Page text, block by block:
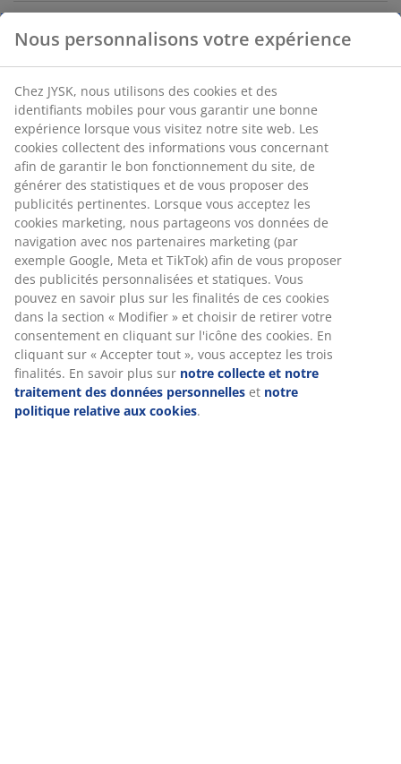
Lavettes en coton à haute capacité d'absorption pour
un nettoyage efficace et les tâches quotidiennes de la
cuisine. Les lavettes sont lavables en machine à 60°C
pour un entretien facile et une réutilisation. Lot de 3 en
couleurs assorties. l25 x L25 cm
Numéro d’article: 4920002
Spécifications
Avis
(9)
Nous personnalisons votre expérience
Chez JYSK, nous utilisons des cookies et des
identifiants mobiles pour vous garantir une bonne
expérience lorsque vous visitez notre site web. Les
cookies collectent des informations vous concernant
afin de garantir le bon fonctionnement du site, de
générer des statistiques et de vous proposer des
publicités pertinentes. Lorsque vous acceptez les
cookies marketing, nous partageons vos données de
navigation avec nos partenaires marketing (par
exemple Google, Meta et TikTok) afin de vous proposer
des publicités personnalisées et statiques. Vous
pouvez en savoir plus sur les finalités de ces cookies
dans la section « Modifier » et choisir de retirer votre
consentement en cliquant sur l'icône des cookies. En
cliquant sur « Accepter tout », vous acceptez les trois
finalités. En savoir plus sur notre collecte et notre
traitement des données personnelles et notre
politique relative aux cookies.